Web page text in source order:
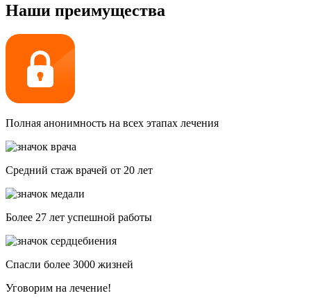
Наши преимущества
Полная анонимность на всех этапах лечения
Средний стаж врачей от 20 лет
Более 27 лет успешной работы
Спасли более 3000 жизней
Уговорим на лечение!